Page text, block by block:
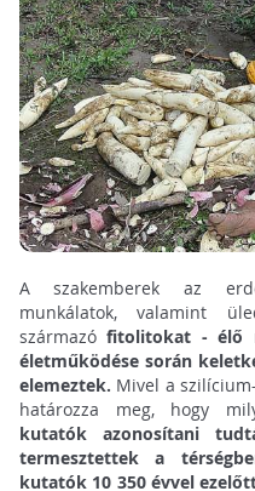
A szakemberek az
munkálatok, valamint
származófitolitokat - élő
életműködése során
elemeztek. Mivel a
határozza meg, hogy
kutatók azonosítani
termesztettek a
kutatók 10 350 évvel